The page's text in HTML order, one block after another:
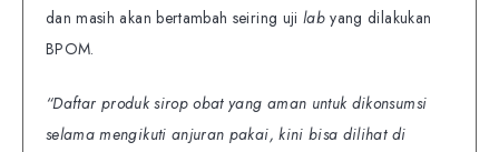
dan masih akan bertambah seiring uji labyang dilakukan
BPOM.
“Daftar produk sirop obat yang aman untuk dikonsumsi
selama mengikuti anjuran pakai, kini bisa dilihat di